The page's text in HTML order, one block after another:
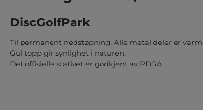
DiscGolfPark
Til permanent nedstøpning. Alle metalldeler er
Gul topp gir synlighet i naturen.
Det offisielle stativet er godkjent av PDGA.